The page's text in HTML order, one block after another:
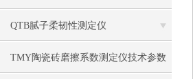
续试验时间
QTB腻子柔韧性测定仪
TMY陶瓷砖磨擦系数测定仪技术参数